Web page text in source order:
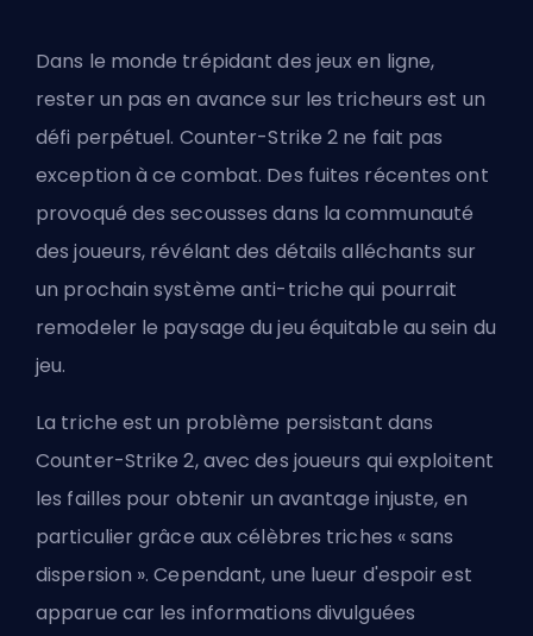
Dans le monde trépidant des jeux en ligne,
rester un pas en avance sur les tricheurs est un
défi perpétuel. Counter-Strike 2 ne fait pas
exception à ce combat. Des fuites récentes ont
provoqué des secousses dans la communauté
des joueurs, révélant des détails alléchants sur
un prochain système anti-triche qui pourrait
remodeler le paysage du jeu équitable au sein du
jeu.
La triche est un problème persistant dans
Counter-Strike 2, avec des joueurs qui exploitent
les failles pour obtenir un avantage injuste, en
particulier grâce aux célèbres triches « sans
dispersion ». Cependant, une lueur d'espoir est
apparue car les informations divulguées